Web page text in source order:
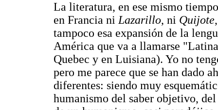
La literatura, en ese mismo
en Francia niLazarillo, ni Quijote
tampoco esa expansión de la
América que va a llamarse
Quebec y en Luisiana). Yo no
pero me parece que se han dado
diferentes: siendo muy
humanismo del saber objetivo,